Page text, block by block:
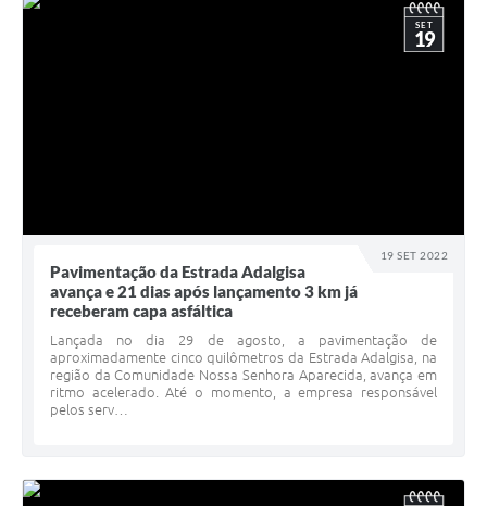
19 SET 2022
SET
19
Pavimentação da Estrada Adalgisa
avança e 21 dias após lançamento 3 km já
receberam capa asfáltica
Lançada no dia 29 de agosto, a pavimentação de
aproximadamente cinco quilômetros da Estrada Adalgisa, na
região da Comunidade Nossa Senhora Aparecida, avança em
ritmo acelerado. Até o momento, a empresa responsável
pelos serv…